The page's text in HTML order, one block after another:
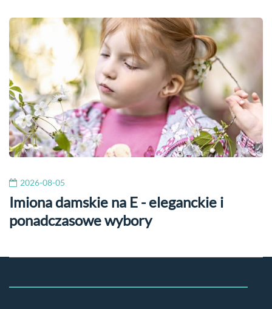
2026-08-05
Imiona damskie na E - eleganckie i
ponadczasowe wybory